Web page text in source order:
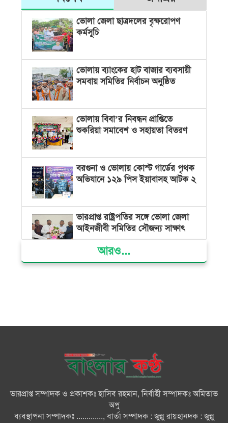
ভোলা জেলা ছাত্রদলের বৃক্ষরোপণ
কর্মসূচি
ভোলায় ব্যাংকের হাট বাজার ব্যবসায়ী
সমবায় সমিতির নির্বাচন অনুষ্ঠিত
ভোলায় বিবা’র নিবন্ধন প্রাপ্তিতে
শুকরিয়া সমাবেশ ও সহায়তা বিতরণ
বরগুনা ও ভোলায় কোস্ট গার্ডের পৃথক
অভিযানে ১২৯ পিস ইয়াবাসহ আটক ২
ভারপ্রাপ্ত রাষ্ট্রপতির সঙ্গে ভোলা জেলা
আইনজীবী সমিতির সৌজন্য সাক্ষাৎ
দৌলতখানে জমি বিরোধে পরিবারকে
বিষ দিয়ে মাছ ধরায় ৩ জেলে আটক
তজুমদ্দিনে চর মোজাম্মেলে চাঁদাবাজি
ও রাজনৈতিক চক্রান্তের অপচেষ্টার
বিরুদ্ধে সংবাদ সম্মেলন
সবার সম্মিলিত প্রচেষ্টায় সুন্দর
বাংলাদেশ গড়তে চাই: প্রধানমন্ত্রী
আরও...
ভারপ্রাপ্ত সম্পাদক ও প্রকাশকঃ হাসিব রহমান, নির্বাহী সম্পাদকঃ অমিতাভ
অপু
ব্যবস্থাপনা সম্পাদকঃ ............., বার্তা সম্পাদক : জুন্নু রায়হানদক : জুন্নু